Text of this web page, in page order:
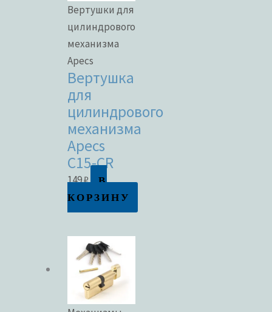
Вертушки для
цилиндрового
механизма
Apecs
Вертушка
для
цилиндрового
механизма
Apecs
C15-CR
149₽
В
КОРЗИНУ